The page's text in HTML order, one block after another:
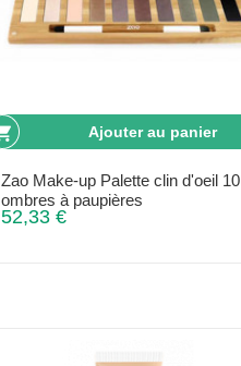
Ajouter au panier
Zao Make-up Palette clin d'oeil 10
ombres à paupières
52,33 €